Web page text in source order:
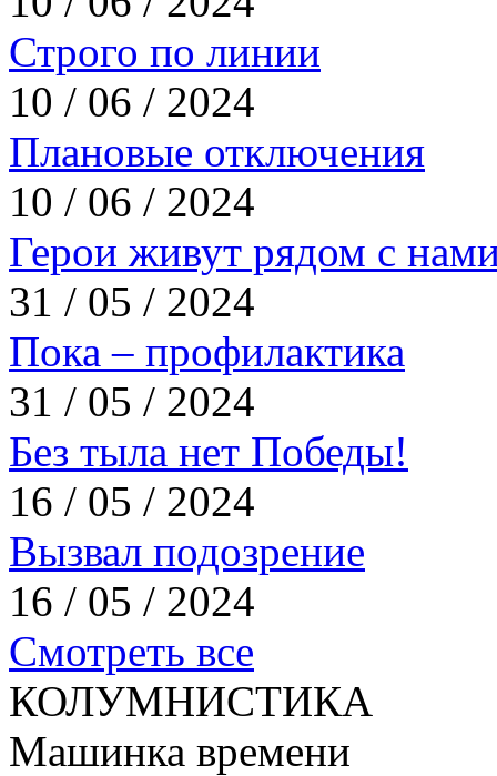
Строго по линии
10 / 06 / 2024
Плановые отключения
10 / 06 / 2024
Герои живут рядом с
31 / 05 / 2024
Пока – профилактика
31 / 05 / 2024
Без тыла нет Победы!
16 / 05 / 2024
Вызвал подозрение
16 / 05 / 2024
Смотреть все
КОЛУМНИСТИКА
Машинка времени